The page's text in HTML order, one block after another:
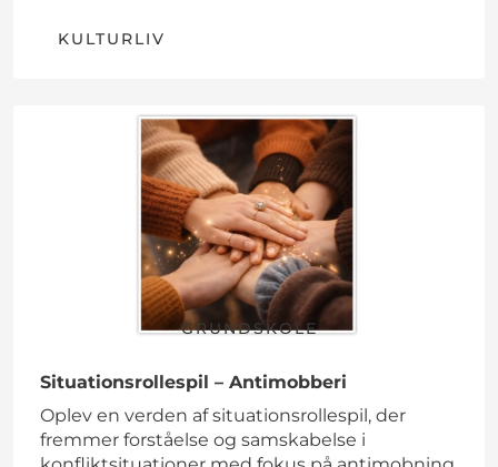
KULTURLIV
GRUNDSKOLE
Situationsrollespil – Antimobberi
Oplev en verden af situationsrollespil, der
fremmer forståelse og samskabelse i